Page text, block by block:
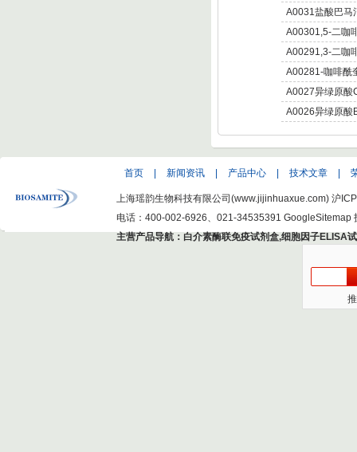
A0031盐酸巴马
Palmatine
A00301,5-二咖
Dicaffeoylquinic
A00291,3-二咖
朝蓟素;菜蓟素
A00281-咖啡酰
A0027异绿原酸
Isochlorogenic
A0026异绿原酸
首页 新闻资讯 产品中心 技术文章
上海瑶韵生物科技有限公司(www.jijinhuaxue.com) 沪
电话：400-002-6926、021-34535391 GoogleSitemap
主营产品导航： 白介素酶联免疫试剂盒,细胞因子ELISA